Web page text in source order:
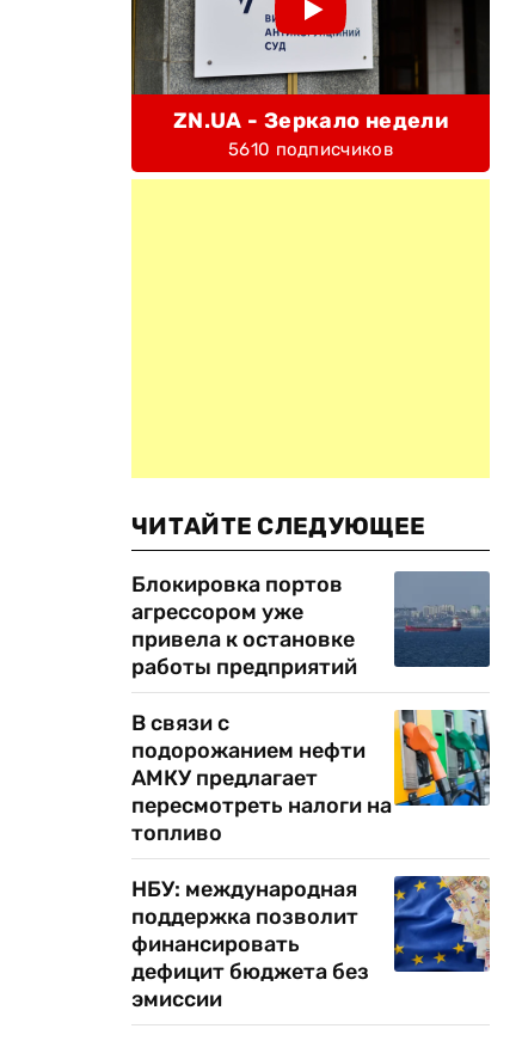
ZN.UA - Зеркало недели
5610 подписчиков
ЧИТАЙТЕ СЛЕДУЮЩЕЕ
Блокировка портов
агрессором уже
привела к остановке
работы предприятий
В связи с
подорожанием нефти
АМКУ предлагает
пересмотреть налоги на
топливо
НБУ: международная
поддержка позволит
финансировать
дефицит бюджета без
эмиссии